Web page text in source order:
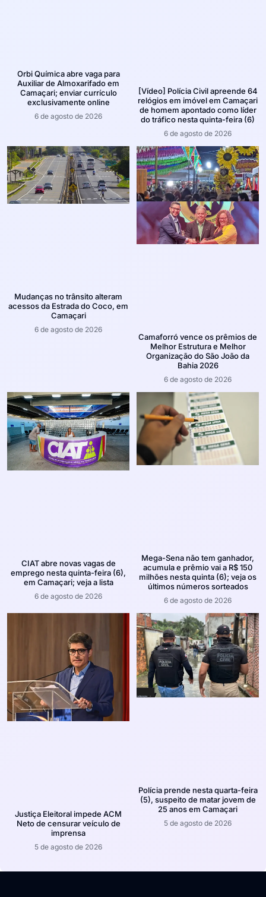
Orbi Química abre vaga para
Auxiliar de Almoxarifado em
Camaçari; enviar currículo
exclusivamente online
6 de agosto de 2026
[Vídeo] Polícia Civil apreende 64
relógios em imóvel em Camaçari
de homem apontado como líder
do tráfico nesta quinta-feira (6)
6 de agosto de 2026
Mudanças no trânsito alteram
acessos da Estrada do Coco, em
Camaçari
6 de agosto de 2026
Camaforró vence os prêmios de
Melhor Estrutura e Melhor
Organização do São João da
Bahia 2026
6 de agosto de 2026
CIAT abre novas vagas de
emprego nesta quinta-feira (6),
em Camaçari; veja a lista
6 de agosto de 2026
Mega-Sena não tem ganhador,
acumula e prêmio vai a R$ 150
milhões nesta quinta (6); veja os
últimos números sorteados
6 de agosto de 2026
Justiça Eleitoral impede ACM
Neto de censurar veículo de
imprensa
5 de agosto de 2026
Polícia prende nesta quarta-feira
(5), suspeito de matar jovem de
25 anos em Camaçari
5 de agosto de 2026